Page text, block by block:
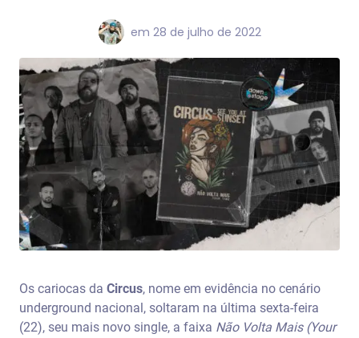
em 28 de julho de 2022
Os cariocas da Circus, nome em evidência no cenário
underground nacional, soltaram na última sexta-feira
(22), seu mais novo single, a faixa Não Volta Mais (Your